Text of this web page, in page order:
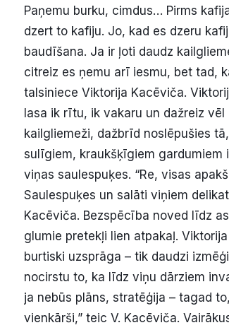
Paņemu burku, cimdus… Pirms
dzert to kafiju. Jo, kad es dzeru
baudīšana. Ja ir ļoti daudz
citreiz es ņemu arī iesmu, bet tad,
talsiniece Viktorija Kacēviča.
lasa ik rītu, ik vakaru un dažreiz
kailgliemeži, dažbrīd noslēpušies
sulīgiem, kraukšķīgiem gardumiem
viņas saulespuķes. “Re, visas
Saulespuķes un salāti viņiem
Kacēviča. Bezspēcība noved līdz
glumie pretekļi lien atpakaļ.
burtiski uzsprāga – tik daudzi
nocirstu to, ka līdz viņu dārziem
ja nebūs plāns, stratēģija – tagad
vienkārši,” teic V. Kacēviča.